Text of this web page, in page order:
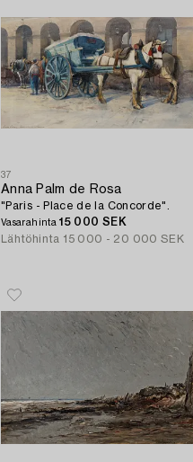
37
Anna Palm de Rosa
"Paris - Place de la Concorde".
Vasarahinta15 000 SEK
Lähtöhinta 15 000 - 20 000 SEK